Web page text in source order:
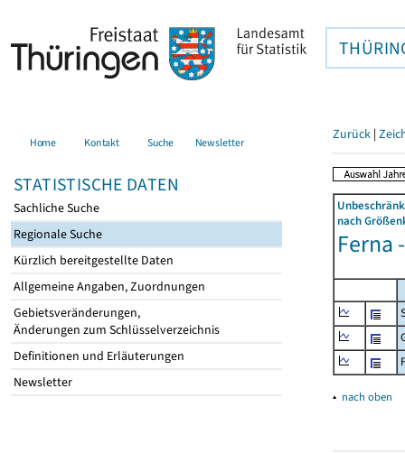
Home Kontakt Suche Newsletter
STATISTISCHE DATEN
Sachliche Suche
Regionale Suche
Kürzlich bereitgestellte Daten
Allgemeine Angaben, Zuordnungen
Gebietsveränderungen,
Änderungen zum Schlüsselverzeichnis
Definitionen und Erläuterungen
Newsletter
Zurück |
nach
Ferna
▴ nach oben